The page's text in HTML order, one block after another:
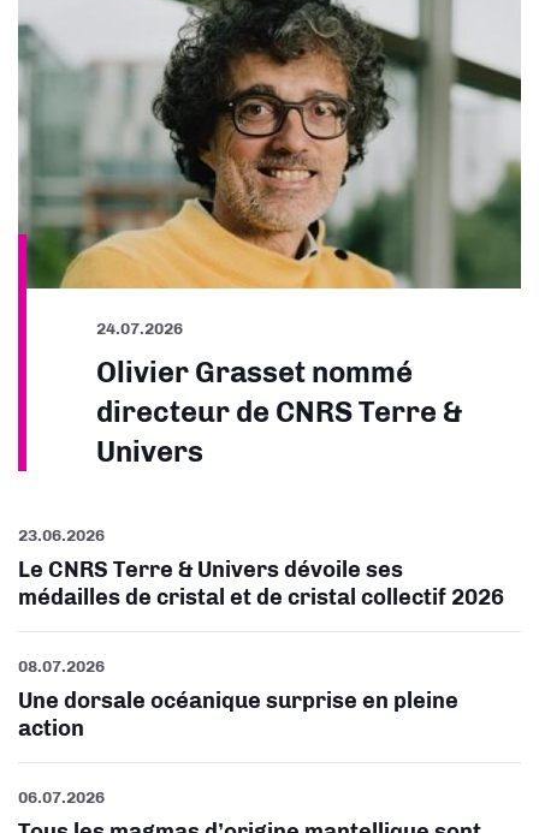
24.07.2026
Olivier Grasset nommé
directeur de CNRS Terre &
Univers
23.06.2026
Le CNRS Terre & Univers dévoile ses
médailles de cristal et de cristal collectif 2026
08.07.2026
Une dorsale océanique surprise en pleine
action
06.07.2026